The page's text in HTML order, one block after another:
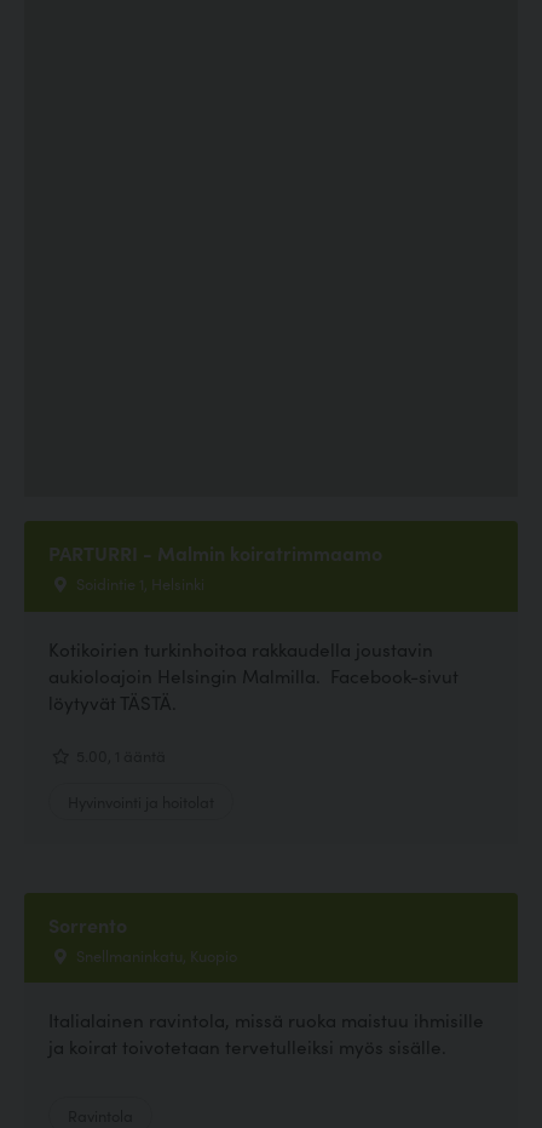
PARTURRI - Malmin koiratrimmaamo
Soidintie 1, Helsinki
Kotikoirien turkinhoitoa rakkaudella joustavin
aukioloajoin Helsingin Malmilla. Facebook-sivut
löytyvät TÄSTÄ.
Sorrento
Snellmaninkatu, Kuopio
Italialainen ravintola, missä ruoka maistuu ihmisille
ja koirat toivotetaan tervetulleiksi myös sisälle.